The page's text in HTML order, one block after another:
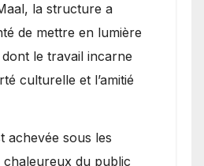
la structure a
de mettre en lumière
le travail incarne
culturelle et l’amitié
achevée sous les
chaleureux du public